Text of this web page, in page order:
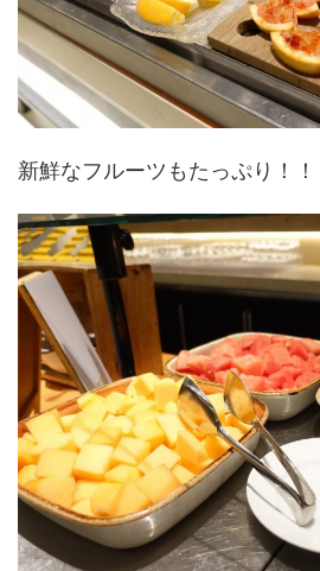
新鮮なフルーツもたっぷり！！